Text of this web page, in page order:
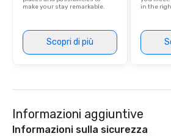
make your stay remarkable.
Scopri di più
in the
Informazioni aggiuntive
Informazioni sulla sicurezza